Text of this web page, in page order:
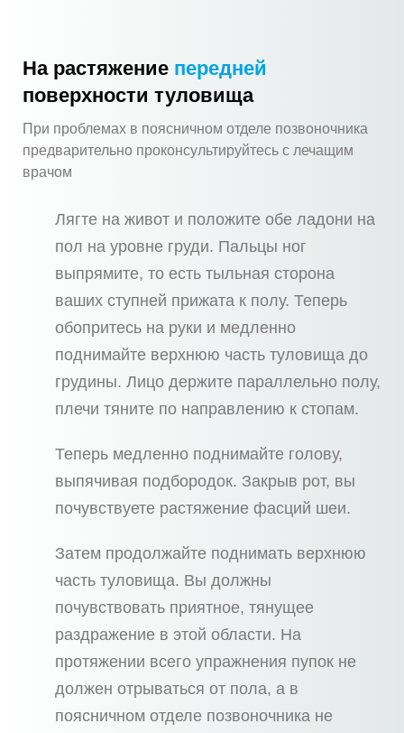
На растяжение передней
поверхности туловища
При проблемах в поясничном отделе позвоночника
предварительно проконсультируйтесь с лечащим
врачом
Лягте на живот и положите обе ладони на
пол на уровне груди. Пальцы ног
выпрямите, то есть тыльная сторона
ваших ступней прижата к полу. Теперь
обопритесь на руки и медленно
поднимайте верхнюю часть туловища до
грудины. Лицо держите параллельно полу,
плечи тяните по направлению к стопам.
Теперь медленно поднимайте голову,
выпячивая подбородок. Закрыв рот, вы
почувствуете растяжение фасций шеи.
Затем продолжайте поднимать верхнюю
часть туловища. Вы должны
почувствовать приятное, тянущее
раздражение в этой области. На
протяжении всего упражнения пупок не
должен отрываться от пола, а в
поясничном отделе позвоночника не